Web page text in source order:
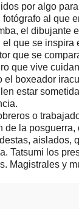
por algo
al que
el dibujante
el que se inspira
que se
que vive
el boxeador
estar
o
de la posguerra,
aislados,
Tatsumi los
Magistrales y